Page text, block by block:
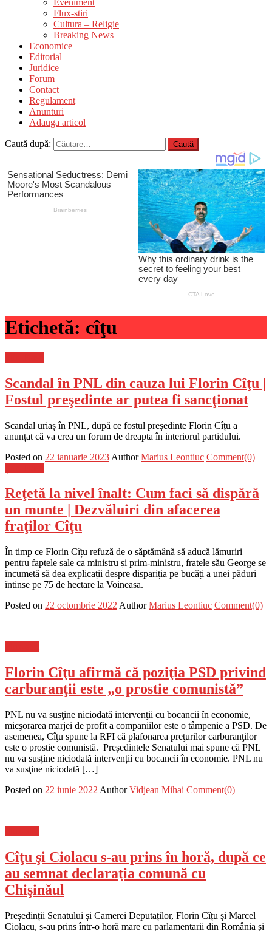
Eveniment
Flux-stiri
Cultura – Religie
Breaking News
Economice
Editorial
Juridice
Forum
Contact
Regulament
Anunturi
Adauga articol
Caută după:
Etichetă: cîţu
Scandal în PNL din cauza lui Florin Cîţu |
Fostul preşedinte ar putea fi sancţionat
Scandal uriaș în PNL, după ce fostul președinte Florin Cîțu a
anunțat că va crea un forum de dreapta în interiorul partidului.
Posted on 22 ianuarie 2023 Author Marius Leontiuc Comment(0)
Reţetă la nivel înalt: Cum faci să dispără
un munte | Dezvăluiri din afacerea
fraţilor Cîţu
În timp ce Florin Cîțu refuză de o săptămână să aducă lămuriri
pentru faptele sale ca ministru și prim-ministru, fratele său George se
încumetă să dea explicații despre dispariția pe bucăți a unei păduri
întinse pe 75 de hectare la Voineasa.
Posted on 22 octombrie 2022 Author Marius Leontiuc Comment(0)
Florin Cîţu afirmă că poziţia PSD privind
carburanţii este „o prostie comunistă”
PNL nu va susţine niciodată intervenţii cu bocancii în economie,
micşorarea marjei de profit a companiilor este o tâmpenie a PSD. De
asemenea, Cîţu spune la RFI că plafonarea preţurilor carburanţilor
este o prostie comunistă. Președintele Senatului mai spune că PNL
nu va susține niciodată intervenții cu bocancii în economie. PNL nu
va susţine niciodată […]
Posted on 22 iunie 2022 Author Vidjean Mihai Comment(0)
Cîţu şi Ciolacu s-au prins în horă, după ce
au semnat declaraţia comună cu
Chişinăul
Președinții Senatului și Camerei Deputaților, Florin Cîțu și Marcel
Ciolacu, s-au prins într-o horă mare cu parlamentarii din România și